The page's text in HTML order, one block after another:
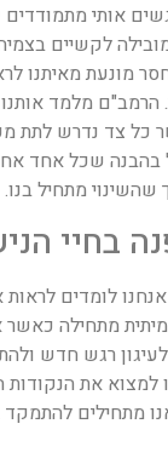
אותי
לקשיים
מונעת מאיתנו
הרמב"ם מלמד
כל צד נדרש לתת
שכל אחד
מתחיל בנו.
בחיי
אנחנו לומדים
מתחילה
רגש חדש
למצוא את
מתחילים